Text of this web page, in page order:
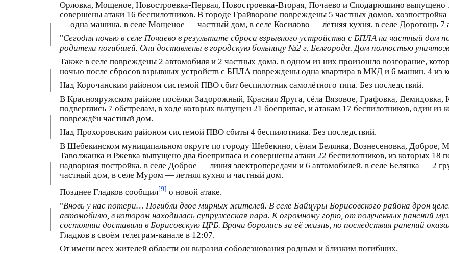
Орловка, Мощеное, Новостроевка-Первая, Новостроевка-Вторая, Почаево и Сподарюшино выпущено
совершены атаки 16 беспилотников. В городе Грайвороне повреждены 5 частных домов,
— одна машина, в селе Мощеное — частный дом, в селе Косилово — летняя кухня, в селе Дорогощь 7
"Сегодня ночью в селе Почаево в результате сброса взрывного устройства с БПЛА на частный дом
родители погибшей. Они доставлены в городскую больницу №2 г. Белгорода. Дом полностью
Также в селе повреждены 2 автомобиля и 2 частных дома, в одном из них произошло возгорание,
ночью после сбросов взрывных устройств с БПЛА повреждены одна квартира в МКД и 6 машин, 4 из
Над Корочанским районом системой ПВО сбит беспилотник самолётного типа. Без последствий.
В Краснояружском районе посёлки Задорожный, Красная Яруга, сёла Вязовое, Графовка, Демидовка,
подверглись 7 обстрелам, в ходе которых выпущен 21 боеприпас, и атакам 17 беспилотников, один из
повреждён частный дом.
Над Прохоровским районом системой ПВО сбиты 4 беспилотника. Без последствий.
В Шебекинском муниципальном округе по городу Шебекино, сёлам Белянка, Вознесеновка,
Таволжанка и Ржевка выпущено два боеприпаса и совершены атаки 22 беспилотников, из которых
надворная постройка, в селе Доброе — линия электропередачи и 6 автомобилей, в селе Белянка — 2
частный дом, в селе Муром — летняя кухня и частный дом.
Позднее Гладков сообщил[9] о новой атаке.
"Вновь у нас потери… Погибли двое мирных жителей. В селе Байцуры Борисовского района дрон
автомобилю, в котором находилась супружеская пара. К огромному горю, от полученных ранений
состоянии доставили в Борисовскую ЦРБ. Врачи боролись за её жизнь, но последствия ранений
Гладков в своём телеграм-канале в 12:07.
От имени всех жителей области он выразил соболезнования родным и близким погибших.